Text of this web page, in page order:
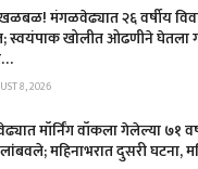
मंगळवेढ्यात २६ वर्षीय
स्वयंपाक खोलीत ओढणीने घेतला
8, 2026
मॉर्निंग वॉकला गेलेल्या ७१
महिनाभरात दुसरी घटना,